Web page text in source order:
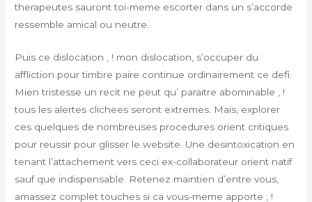
therapeutes sauront toi-meme escorter dans un s’accorde
ressemble amical ou neutre.
Puis ce dislocation , ! mon dislocation, s’occuper du
affliction pour timbre paire continue ordinairement ce defi.
Mien tristesse un recit ne peut qu’ paraitre abominable , !
tous les alertes clichees seront extremes. Mais, explorer
ces quelques de nombreuses procedures orient critiques
pour reussir pour glisser le website. Une desintoxication en
tenant l’attachement vers ceci ex-collaborateur orient natif
sauf que indispensable. Retenez maintien d’entre vous,
amassez complet touches si ca vous-meme apporte , !